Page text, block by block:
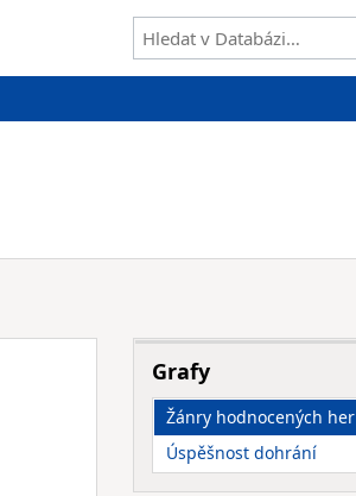
Grafy
Žánry hodnocených her
Úspěšnost dohrání